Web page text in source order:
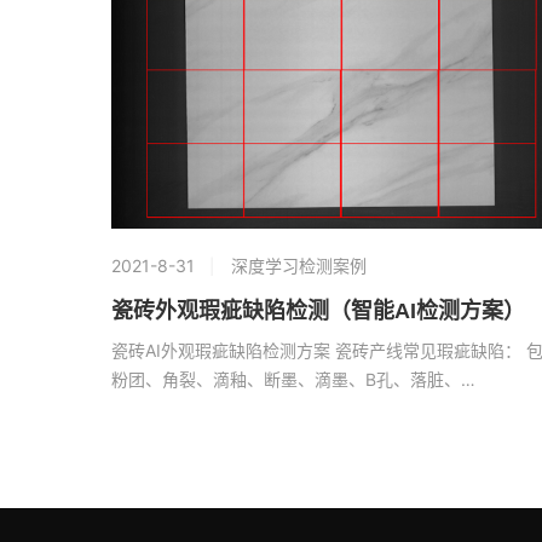
2021-8-31 深度学习检测案例
瓷砖外观瑕疵缺陷检测（智能AI检测方案）
瓷砖AI外观瑕疵缺陷检测方案 瓷砖产线常见瑕疵缺陷：
粉团、角裂、滴釉、断墨、滴墨、B孔、落脏、…